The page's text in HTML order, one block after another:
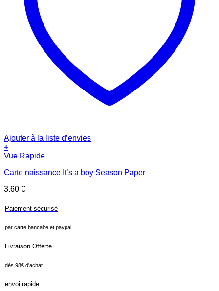
Ajouter à la liste d’envies
+
Vue Rapide
Carte naissance It’s a boy Season Paper
3.60 €
Paiement sécurisé
par carte bancaire et paypal
Livraison Offerte
dès 98€ d'achat
envoi rapide